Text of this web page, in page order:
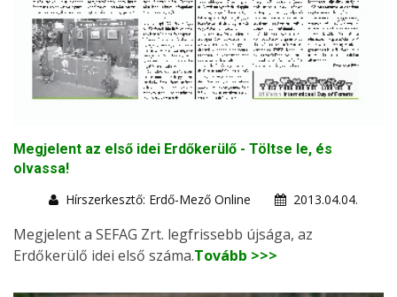
Megjelent az első idei Erdőkerülő - Töltse le, és
olvassa!
Hírszerkesztő: Erdő-Mező Online
2013.04.04.
Megjelent a SEFAG Zrt. legfrissebb újsága, az
Erdőkerülő idei első száma.Tovább >>>